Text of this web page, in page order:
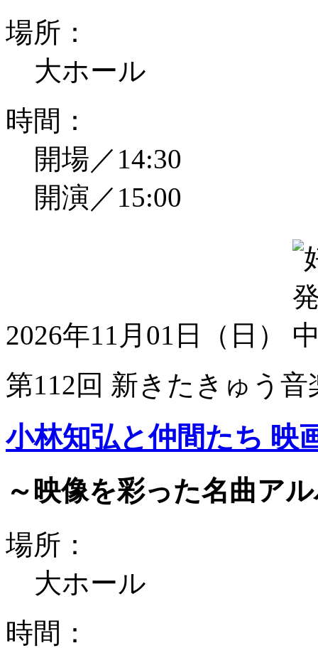
場所：
大ホール
時間：
開場／14:30
開演／15:00
2026年11月01日（日）
第112回 新きたきゅう音
小林知弘と仲間たち 映
～映像を彩った名曲ア
場所：
大ホール
時間：